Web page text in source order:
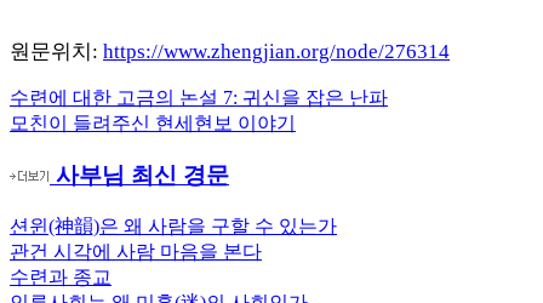
원문위치: https://www.zhengjian.org/node/276314
글
비
게
이
Previous
Post:
수련에 대한 고금의 논설 7: 귀신을 잡은 난파
Next
모친이 들려주신 현세현보 이야기
사부님 최신 경문
션윈(神韻)은 왜 사람을 구할 수 있는가
관건 시각에 사람 마음을 본다
수련과 종교